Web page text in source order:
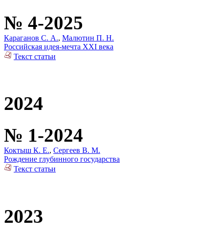
№ 4-2025
Караганов С. А., Малютин П. Н.
Российская идея-мечта XXI века
Текст статьи
2024
№ 1-2024
Коктыш К. Е., Сергеев В. М.
Рождение глубинного государства
Текст статьи
2023